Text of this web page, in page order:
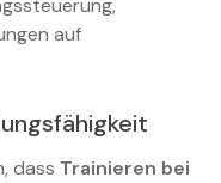
auf
dass Trainieren bei